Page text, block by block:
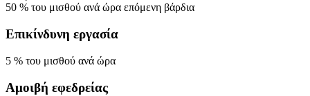
50 % του μισθού ανά ώρα επόμενη βάρδια
Επικίνδυνη εργασία
5 % του μισθού ανά ώρα
Αμοιβή εφεδρείας